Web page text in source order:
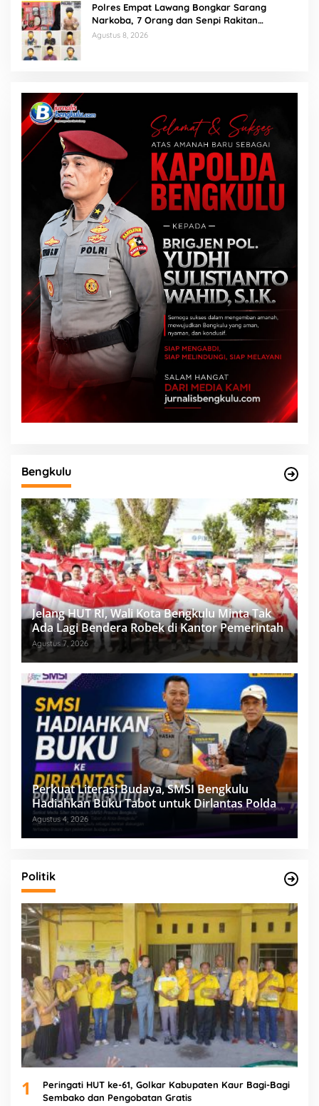
Polres Empat Lawang Bongkar Sarang
Narkoba, 7 Orang dan Senpi Rakitan
Diamankan
Agustus 8, 2026
Bengkulu
Jelang HUT RI, Wali Kota Bengkulu Minta Tak
Ada Lagi Bendera Robek di Kantor Pemerintah
Agustus 7, 2026
Perkuat Literasi Budaya, SMSI Bengkulu
Hadiahkan Buku Tabot untuk Dirlantas Polda
Agustus 4, 2026
Politik
1
Peringati HUT ke-61, Golkar Kabupaten Kaur Bagi-Bagi
Sembako dan Pengobatan Gratis